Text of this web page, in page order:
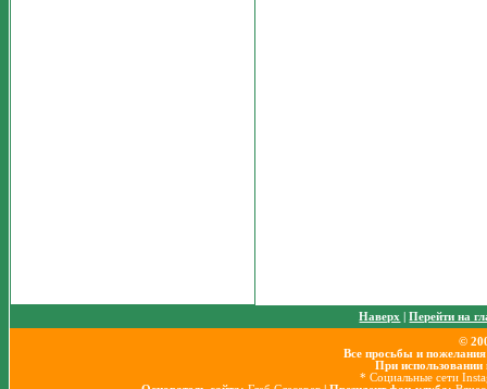
Наверх |Перейти на
©
Все просьбы и
При использовании
* Социальные сети